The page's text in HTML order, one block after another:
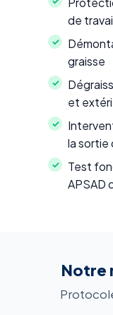
de
graisse
et
la sortie
Test
APSAD
Notre